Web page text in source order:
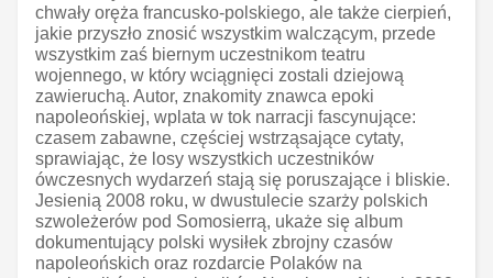
chwały oręża francusko-polskiego, ale także cierpień,
jakie przyszło znosić wszystkim walczącym, przede
wszystkim zaś biernym uczestnikom teatru
wojennego, w który wciągnięci zostali dziejową
zawieruchą. Autor, znakomity znawca epoki
napoleońskiej, wplata w tok narracji fascynujące:
czasem zabawne, częściej wstrząsające cytaty,
sprawiając, że losy wszystkich uczestników
ówczesnych wydarzeń stają się poruszające i bliskie.
Jesienią 2008 roku, w dwustulecie szarży polskich
szwoleżerów pod Somosierrą, ukaże się album
dokumentujący polski wysiłek zbrojny czasów
napoleońskich oraz rozdarcie Polaków na